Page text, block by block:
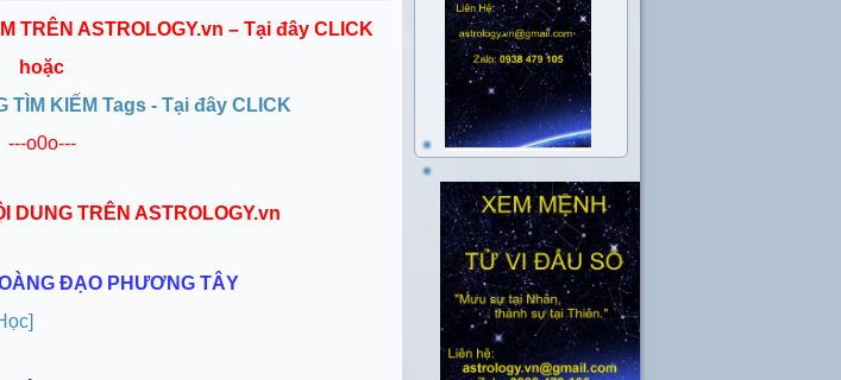
TRÊN ASTROLOGY.vn – Tại đây CLICK
hoặc
TÌM KIẾM Tags - Tại đây CLICK
---o0o---
DUNG TRÊN ASTROLOGY.vn
ĐẠO PHƯƠNG TÂY